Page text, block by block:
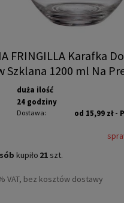
FRINGILLA Karafka
Szklana 1200 ml Na
duża ilość
24 godziny
Dostawa: od 15,99 zł -
zawiera ewentualnych
kupiło 21 szt.
VAT, bez kosztów dostawy